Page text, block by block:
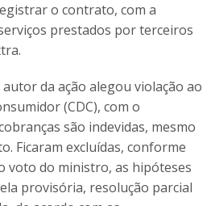
o contrato, com a
prestados por terceiros
da ação alegou violação ao
(CDC), com o
são indevidas, mesmo
Ficaram excluídas, conforme
voto do ministro, as hipóteses
provisória, resolução parcial